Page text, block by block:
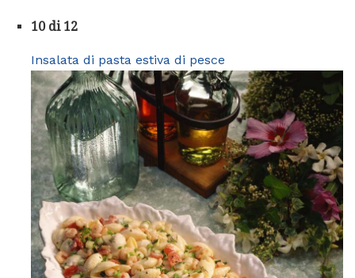
10 di 12
Insalata di pasta estiva di pesce